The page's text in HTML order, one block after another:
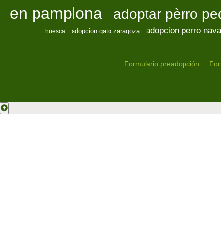
en pamplona adoptar pèrro
huesca adopcion gato zaragoza adopcion perro
Formulario preadopción